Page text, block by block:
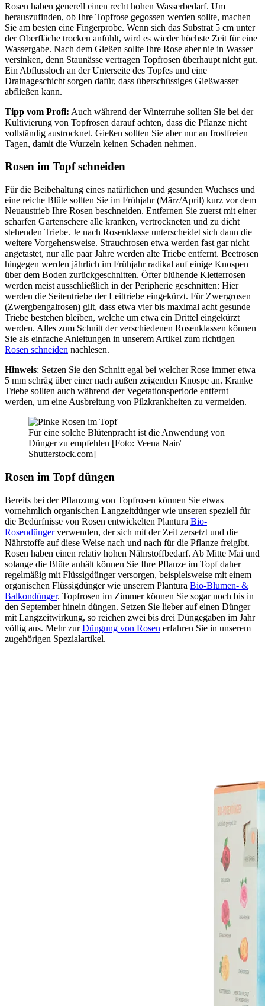
Rosen haben generell einen recht hohen Wasserbedarf. Um
herauszufinden, ob Ihre Topfrose gegossen werden sollte, machen
Sie am besten eine Fingerprobe. Wenn sich das Substrat 5 cm unter
der Oberfläche trocken anfühlt, wird es wieder höchste Zeit für eine
Wassergabe. Nach dem Gießen sollte Ihre Rose aber nie in Wasser
versinken, denn Staunässe vertragen Topfrosen überhaupt nicht gut.
Ein Abflussloch an der Unterseite des Topfes und eine
Drainageschicht sorgen dafür, dass überschüssiges Gießwasser
abfließen kann.
Tipp vom Profi: Auch während der Winterruhe sollten Sie bei der
Kultivierung von Topfrosen darauf achten, dass die Pflanze nicht
vollständig austrocknet. Gießen sollten Sie aber nur an frostfreien
Tagen, damit die Wurzeln keinen Schaden nehmen.
Rosen im Topf schneiden
Für die Beibehaltung eines natürlichen und gesunden Wuchses und
eine reiche Blüte sollten Sie im Frühjahr (März/April) kurz vor dem
Neuaustrieb Ihre Rosen beschneiden. Entfernen Sie zuerst mit einer
scharfen Gartenschere alle kranken, vertrockneten und zu dicht
stehenden Triebe. Je nach Rosenklasse unterscheidet sich dann die
weitere Vorgehensweise. Strauchrosen etwa werden fast gar nicht
angetastet, nur alle paar Jahre werden alte Triebe entfernt. Beetrosen
hingegen werden jährlich im Frühjahr radikal auf einige Knospen
über dem Boden zurückgeschnitten. Öfter blühende Kletterrosen
werden meist ausschließlich in der Peripherie geschnitten: Hier
werden die Seitentriebe der Leittriebe eingekürzt. Für Zwergrosen
(Zwergbengalrosen) gilt, dass etwa vier bis maximal acht gesunde
Triebe bestehen bleiben, welche um etwa ein Drittel eingekürzt
werden. Alles zum Schnitt der verschiedenen Rosenklassen können
Sie als einfache Anleitungen in unserem Artikel zum richtigen
Rosen schneiden nachlesen.
Hinweis: Setzen Sie den Schnitt egal bei welcher Rose immer etwa
5 mm schräg über einer nach außen zeigenden Knospe an. Kranke
Triebe sollten auch während der Vegetationsperiode entfernt
werden, um eine Ausbreitung von Pilzkrankheiten zu vermeiden.
Für eine solche Blütenpracht ist die Anwendung von
Dünger zu empfehlen [Foto: Veena Nair/
Shutterstock.com]
Rosen im Topf düngen
Bereits bei der Pflanzung von Topfrosen können Sie etwas
vornehmlich organischen Langzeitdünger wie unseren speziell für
die Bedürfnisse von Rosen entwickelten Plantura Bio-
Rosendüngerverwenden, der sich mit der Zeit zersetzt und die
Nährstoffe auf diese Weise nach und nach für die Pflanze freigibt.
Rosen haben einen relativ hohen Nährstoffbedarf. Ab Mitte Mai und
solange die Blüte anhält können Sie Ihre Pflanze im Topf daher
regelmäßig mit Flüssigdünger versorgen, beispielsweise mit einem
organischen Flüssigdünger wie unserem Plantura Bio-Blumen- &
Balkondünger. Topfrosen im Zimmer können Sie sogar noch bis in
den September hinein düngen. Setzen Sie lieber auf einen Dünger
mit Langzeitwirkung, so reichen zwei bis drei Düngegaben im Jahr
völlig aus. Mehr zurDüngung von Rosen erfahren Sie in unserem
zugehörigen Spezialartikel.